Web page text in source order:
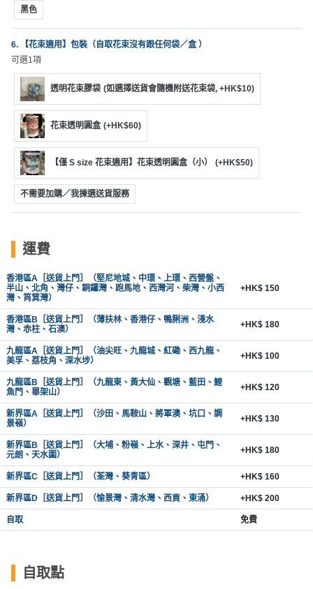
坊
戶
外
玩
樂
遊
艇
出
租
黑色
6. 【花束適用】包裝（自取花束沒有跟任何袋／盒 ）
可選1項
透明花束膠袋 (如選擇送貨會隨機附送花束袋, +HK$10)
花束透明圓盒 (+HK$60)
【僅 S size 花束適用】花束透明圓盒（小） (+HK$50)
不需要加購／我揀選送貨服務
運費
香港區A［送貨上門］（堅尼地城、中環、上環、西營盤、
半山、北角、灣仔、銅鑼灣、跑馬地、西灣河、柴灣、小西
灣、筲箕灣）
+HK$ 150
香港區B［送貨上門］（薄扶林、香港仔、鴨脷洲、淺水
灣、赤柱、石澳）
+HK$ 180
九龍區A［送貨上門］（油尖旺、九龍城、紅磡、西九龍、
美孚、荔枝角、深水埗）
+HK$ 100
九龍區B［送貨上門］（九龍東、黃大仙、觀塘、藍田、鯉
魚門、畢架山）
+HK$ 120
新界區A［送貨上門］（沙田、馬鞍山、將軍澳、坑口、調
景嶺）
+HK$ 130
新界區B［送貨上門］（大埔、粉嶺、上水、深井、屯門、
元朗、天水圍）
+HK$ 180
新界區C［送貨上門］（荃灣、葵青區） +HK$ 160
新界區D［送貨上門］（愉景灣、清水灣、西貢、東涌） +HK$ 200
自取 免費
自取點